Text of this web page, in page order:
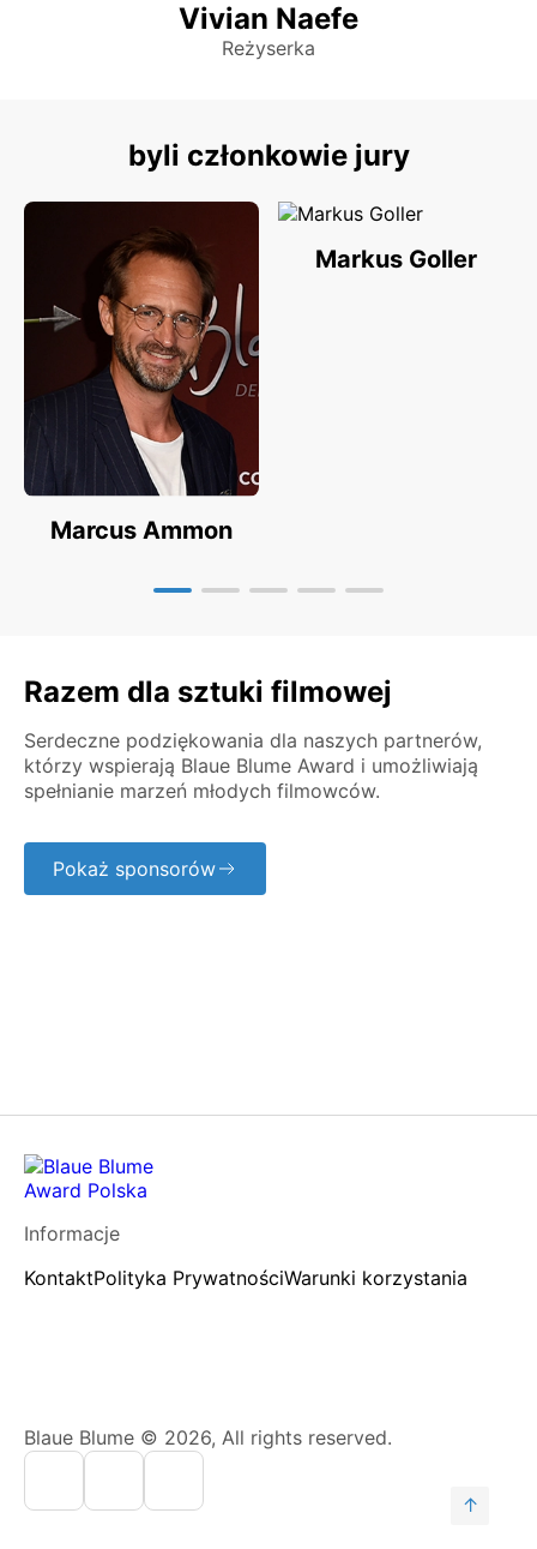
Vivian Naefe
Reżyserka
byli członkowie jury
Marcus Ammon
Markus Goller
Razem dla sztuki filmowej
Serdeczne podziękowania dla naszych partnerów,
którzy wspierają Blaue Blume Award i umożliwiają
spełnianie marzeń młodych filmowców.
Pokaż sponsorów
Informacje
KontaktPolityka PrywatnościWarunki korzystania
Blaue Blume © 2026, All rights reserved.
↑